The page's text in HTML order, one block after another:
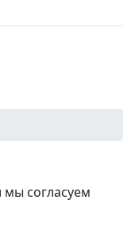
мы согласуем